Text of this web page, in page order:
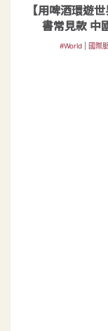
【用啤酒環遊
書常見款 中
#World | 國際